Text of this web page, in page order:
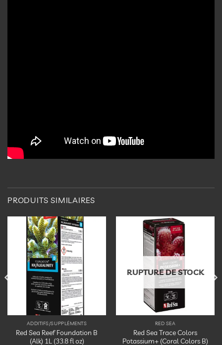
PRODUITS SIMILAIRES
Ajouter
d’envies
ADDITIFS/SUPPLÉMENTS
Red Sea Reef Foundation B
(Alk) 1L (33.8 fl oz)
RUPTURE DE STOCK
RED SEA
Red Sea Trace Colors
Potassium+ (Coral Colors B)